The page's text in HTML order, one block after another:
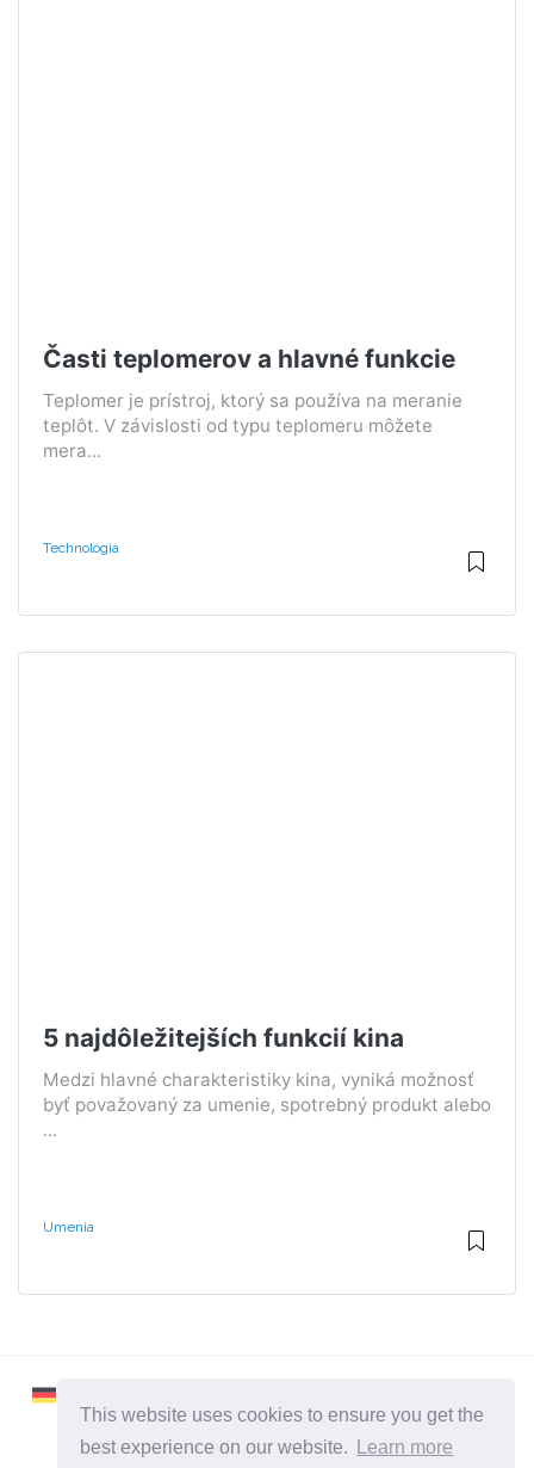
This website uses cookies to ensure you get the
best experience on our website.
Learn more
Časti teplomerov a hlavné funkcie
Teplomer je prístroj, ktorý sa používa na meranie
teplôt. V závislosti od typu teplomeru môžete
mera...
Technológia
5 najdôležitejších funkcií kina
Medzi hlavné charakteristiky kina, vyniká možnosť
byť považovaný za umenie, spotrebný produkt alebo
...
Umenia